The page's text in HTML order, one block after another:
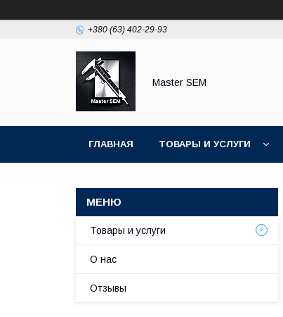
+380 (63) 402-29-93
Master SEM
ГЛАВНАЯ ТОВАРЫ И УСЛУГИ
Товары и услуги
О нас
Отзывы